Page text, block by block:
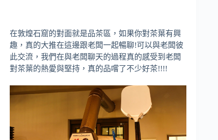
在敦煌石窟的對面就是品茶區，如果你對茶葉有興
趣，真的大推在這邊跟老闆一起暢聊!可以與老闆彼
此交流，我們在與老闆聊天的過程真的感受到老闆
對茶葉的熱愛與堅持，真的品嚐了不少好茶!!!!